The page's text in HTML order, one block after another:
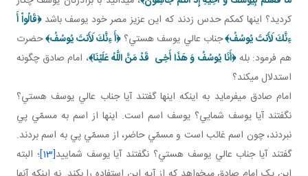
کرديد؟ اينها کم کم حدس زدند که اين عزيز مصر خود يوسف باشد﴿قَالُواْ أَ
ءِنَّكَ لَأَنتَ يُوسُفُ﴾جناب عالي يوسف هستي؟﴿أَ ءِنَّكَ لَأَنتَ يُوسُفُ﴾حضرت
هم فرمود: بله﴿أَنَا يُوسُفُ وَ هَذَا أَخِى قَدْ مَنَّ اللَّهُ عَلَيْنَا﴾، امام صادق چگونه
استدلال مي کند؟
امام صادق مي فرمايد به اينکه اينها گفتند آيا جناب عالي يوسف هستي؟
نگفتند آيا يوسف شمايي؟ يوسف اسم است. اينها از اسم به مسمّي پي
نبردند، چون اسم غائب است و مسمّي حاضر، از مسمّي پي به اسم بردند.
گفتند آيا جناب عالي يوسف هستي؟ نگفتند آيا يوسف شماييد[13]
؛ البته